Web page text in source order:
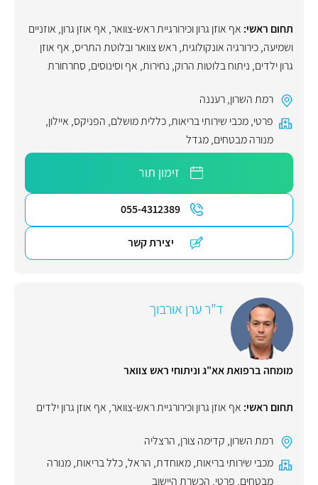
תחום ראשי: אף אוזן גרון וכירורגיית ראש-צוואר, אף אוזן גרון, אוזניים
ושמיעה,כירורגיה אונקולוגית,ראש צוואר ובלוטת התריס, אף אוזן
גרון ילדים, ניתוח בלוטות הרוק, נחירות, אף וסינוסים, סחרחורת
רמת השרון,רעננה
פרטי,מכבי שירותי בריאות,כללית מושלם, הפניקס, איילון,
מנורה מבטחים,מגדל
זימון תור
055-4312389
יצירת קשר
ד"ר ערן אורבוך
מומחה ברפואת אא"ג וניתוחי ראש צוואר
תחום ראשי: אף אוזן גרון וכירורגיית ראש-צוואר, אף אוזן גרון ילדים
רמת השרון, קדימה צורן, הרצליה
מכבי שירותי בריאות,מאוחדת, הראל,כלל בריאות,מנורה
מבטחים, פרטי, הכשרת היישוב